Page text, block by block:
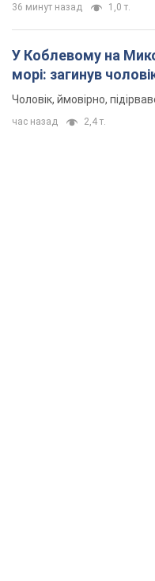
36 минут назад 1,0 т.
У Коблевому на
морі: загинув
Чоловік, ймовірно,
час назад 2,4 т.